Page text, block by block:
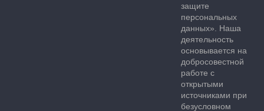
защите
персональных
данных». Наша
деятельность
основывается на
добросовестной
работе с
открытыми
источниками при
безусловном